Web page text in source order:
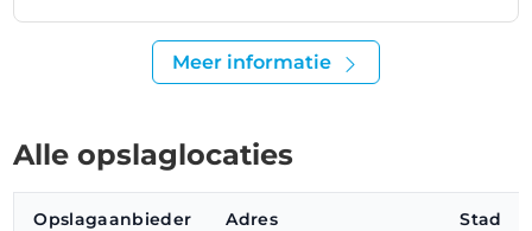
Meer informatie
Alle opslaglocaties
Opslagaanbieder Adres Stad